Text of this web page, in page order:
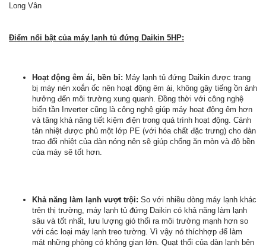
Long Vân
Điểm nổi bật của máy lạnh tủ đứng Daikin 5HP:
Hoạt động êm ái, bền bỉ: Máy lạnh tủ đứng Daikin được trang
bị máy nén xoắn ốc nên hoạt động êm ái, không gây tiếng ồn ảnh
hưởng đến môi trường xung quanh. Đồng thời với công nghệ
biến tần Inverter cũng là công nghệ giúp máy hoạt động êm hơn
và tăng khả năng tiết kiệm điện trong quá trình hoạt động. Cánh
tản nhiệt được phủ một lớp PE (với hóa chất đặc trưng) cho dàn
trao đổi nhiệt của dàn nóng nên sẽ giúp chống ăn mòn và độ bền
của máy sẽ tốt hơn.
Khả năng làm lạnh vượt trội: So với nhiều dòng máy lạnh khác
trên thị trường, máy lạnh tủ đứng Daikin có khả năng làm lạnh
sâu và tốt nhất, lưu lượng gió thổi ra môi trường mạnh hơn so
với các loại máy lạnh treo tường. Vì vậy nó thíchhợp để làm
mát những phòng có không gian lớn. Quạt thổi của dàn lạnh bên